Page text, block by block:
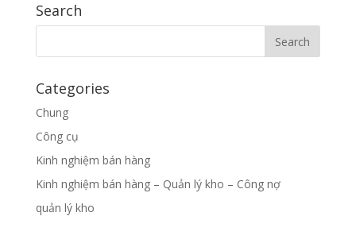
Search
Categories
Chung
Công cụ
Kinh nghiệm bán hàng
Kinh nghiệm bán hàng – Quản lý kho – Công nợ
quản lý kho